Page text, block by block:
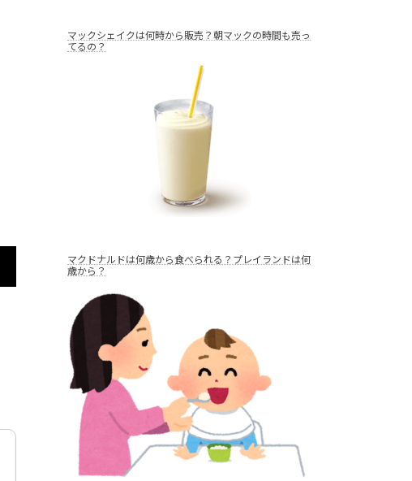
マックシェイクは何時から販売？朝マックの時間も売っ
てるの？
マクドナルドは何歳から食べられる？プレイランドは何
歳から？